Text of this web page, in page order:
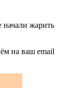
жарить
на ваш email